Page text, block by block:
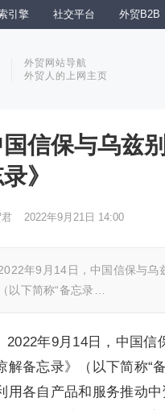
引擎 社交平台 外贸B2B
外贸网站导航
外贸人的上网主页
信保与乌兹
》
2022年9月21日 14:00
年9月14日，中国信保与乌
（以下简称“备忘录…
2022年9月14日，中国信
解备忘录》（以下简称“
用各自产品和服务推动